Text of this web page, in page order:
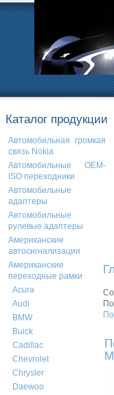
Каталог продукции
Автомобильная громкая
связь Nokia
Автомобильные OEM-
ISO переходники
Автомобильные
адаптеры
Автомобильные
рулевые адаптеры
Американские
автосигнализации
Американские
переходные рамки
Acura
Audi
BMW
Buick
Cadillac
Chevrolet
Chrysler
Daewoo